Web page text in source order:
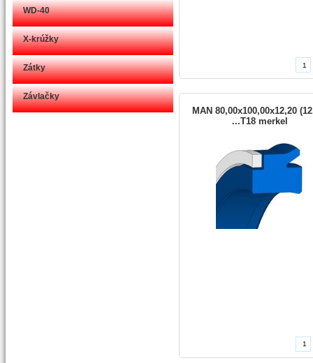
WD-40
X-krúžky
Zátky
Závlačky
MAN 80,00x100,00x12,20
...T18 merkel